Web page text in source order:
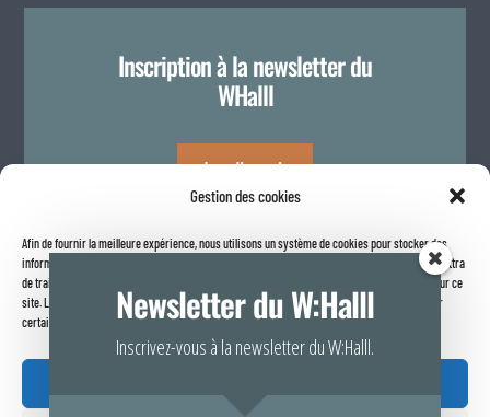
Gestion des cookies
Afin de fournir la meilleure expérience, nous utilisons un système de cookies pour stocker des
informations sur votre navigateur internet. Le fait de consentir à ces technologies nous permettra
de traiter des données telles que le comportement de navigation ou les identifiants uniques sur ce
site. Le fait de ne pas consentir ou de retirer son consentement peut avoir un effet négatif sur
certaines caractéristiques et fonctions.
Inscription à la newsletter du
WHalll
Je m'inscris
Newsletter du W:Halll
Inscrivez-vous à la newsletter du W:Halll.